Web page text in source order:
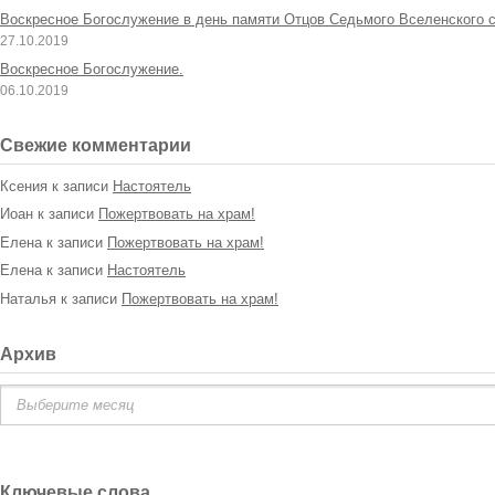
Воскресное Богослужение в день памяти Отцов Седьмого Вселенского
27.10.2019
Воскресное Богослужение.
06.10.2019
Свежие комментарии
Ксения к записи Настоятель
Иоан к записи Пожертвовать на храм!
Елена к записи Пожертвовать на храм!
Еленак записи Настоятель
Наталья к записи Пожертвовать на храм!
Архив